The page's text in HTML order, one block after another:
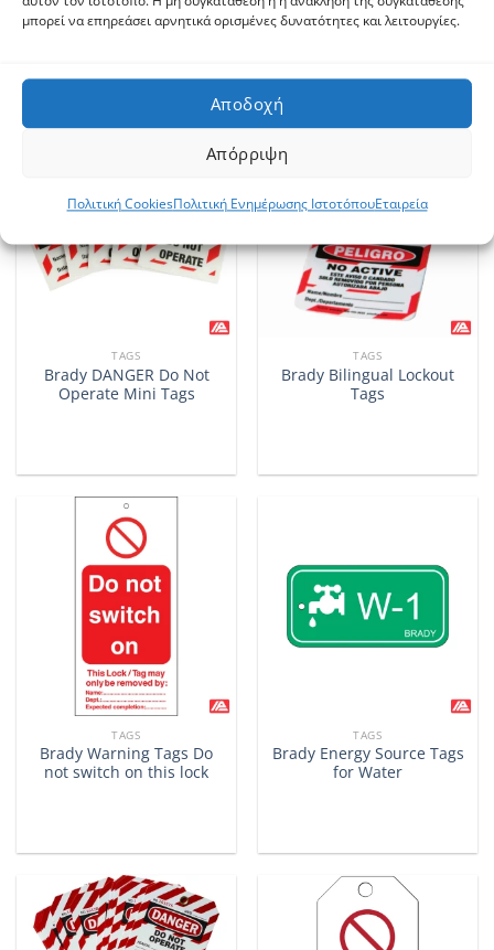
μπορεί να επηρεάσει αρνητικά ορισμένες δυνατότητες και λειτουργίες.
Αποδοχή
Απόρριψη
Πολιτική CookiesΠολιτική Ενημέρωσης ΙστοτόπουΕταιρεία
for Gas
TAGS
Brady DANGER Do Not
Operate Mini Tags
TAGS
Brady Bilingual Lockout
Tags
TAGS
Brady Warning Tags Do
not switch on this lock
TAGS
Brady Energy Source Tags
for Water